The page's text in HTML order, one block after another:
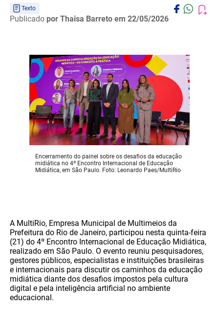
Texto
Publicado por Thaisa Barreto em 22/05/2026
Encerramento do painel sobre os desafios da educação
midiática no 4º Encontro Internacional de Educação
Midiática, em São Paulo. Foto: Leonardo Paes/MultiRio
A MultiRio, Empresa Municipal de Multimeios da
Prefeitura do Rio de Janeiro, participou nesta quinta-feira
(21) do 4º Encontro Internacional de Educação Midiática,
realizado em São Paulo. O evento reuniu pesquisadores,
gestores públicos, especialistas e instituições brasileiras
e internacionais para discutir os caminhos da educação
midiática diante dos desafios impostos pela cultura
digital e pela inteligência artificial no ambiente
educacional.